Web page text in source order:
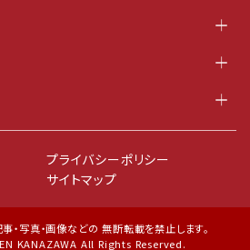
プライバシーポリシー
サイトマップ
・写真・画像などの 無断転載を禁止します。
KANAZAWA All Rights Reserved.